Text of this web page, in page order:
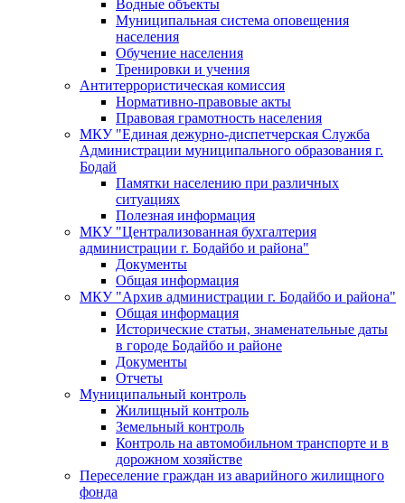
Водные объекты
Муниципальная система оповещения
населения
Обучение населения
Тренировки и учения
Антитеррористическая комиссия
Нормативно-правовые акты
Правовая грамотность населения
МКУ "Единая дежурно-диспетчерская Служба
Администрации муниципального образования г.
Бодай
Памятки населению при различных
ситуациях
Полезная информация
МКУ "Централизованная бухгалтерия
администрации г. Бодайбо и района"
Документы
Общая информация
МКУ "Архив администрации г. Бодайбо и района"
Общая информация
Исторические статьи, знаменательные даты
в городе Бодайбо и районе
Документы
Отчеты
Муниципальный контроль
Жилищный контроль
Земельный контроль
Контроль на автомобильном транспорте и в
дорожном хозяйстве
Переселение граждан из аварийного жилищного
фонда